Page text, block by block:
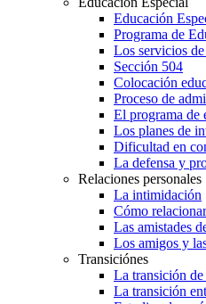
Educación
Programa de
Los servicios
Sección 504
Colocación
Proceso de
El programa de
Los planes de
Dificultad en
La defensa y
Relaciones personales
La intimidación
Cómo
Las amistades
Los amigos y
Transiciónes
La transición
La transición